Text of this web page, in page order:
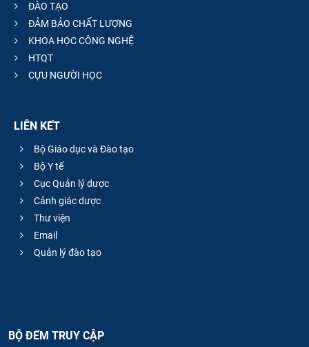
ĐÀO TẠO
ĐẢM BẢO CHẤT LƯỢNG
KHOA HỌC CÔNG NGHỆ
HTQT
CỰU NGƯỜI HỌC
LIÊN KẾT
Bộ Giáo dục và Đào tạo
Bộ Y tế
Cục Quản lý dược
Cảnh giác dược
Thư viện
Email
Quản lý đào tạo
BỘ ĐẾM TRUY CẬP